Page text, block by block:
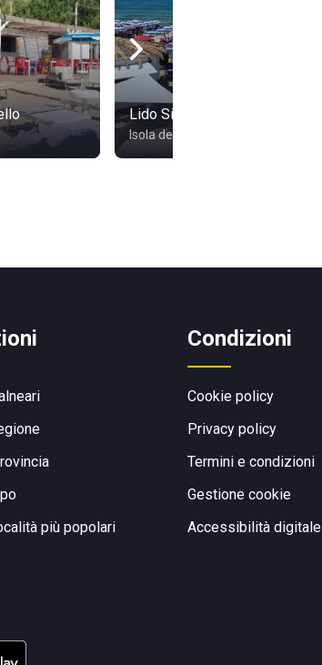
Lido Sirenetta
Isola delle Femmine
più popolari
Condizioni
Cookie policy
Privacy policy
Termini e condizioni
Gestione cookie
Accessibilità digitale